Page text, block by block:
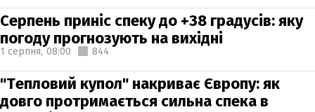
Серпень приніс спеку до +38 градусів: яку
погоду прогнозують на вихідні
1 серпня, 08:00 844
"Тепловий купол" накриває Європу: як
довго протримається сильна спека в